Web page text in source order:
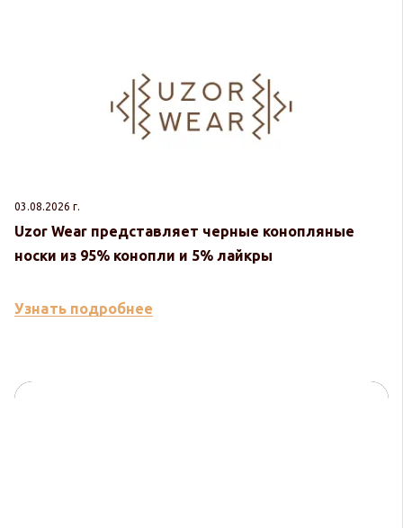
03.08.2026 г.
Uzor Wear представляет черные конопляные
носки из 95% конопли и 5% лайкры
Узнать подробнее